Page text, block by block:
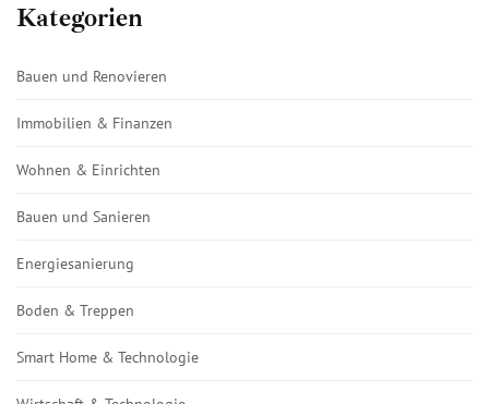
Kategorien
Bauen und Renovieren
Immobilien & Finanzen
Wohnen & Einrichten
Bauen und Sanieren
Energiesanierung
Boden & Treppen
Smart Home & Technologie